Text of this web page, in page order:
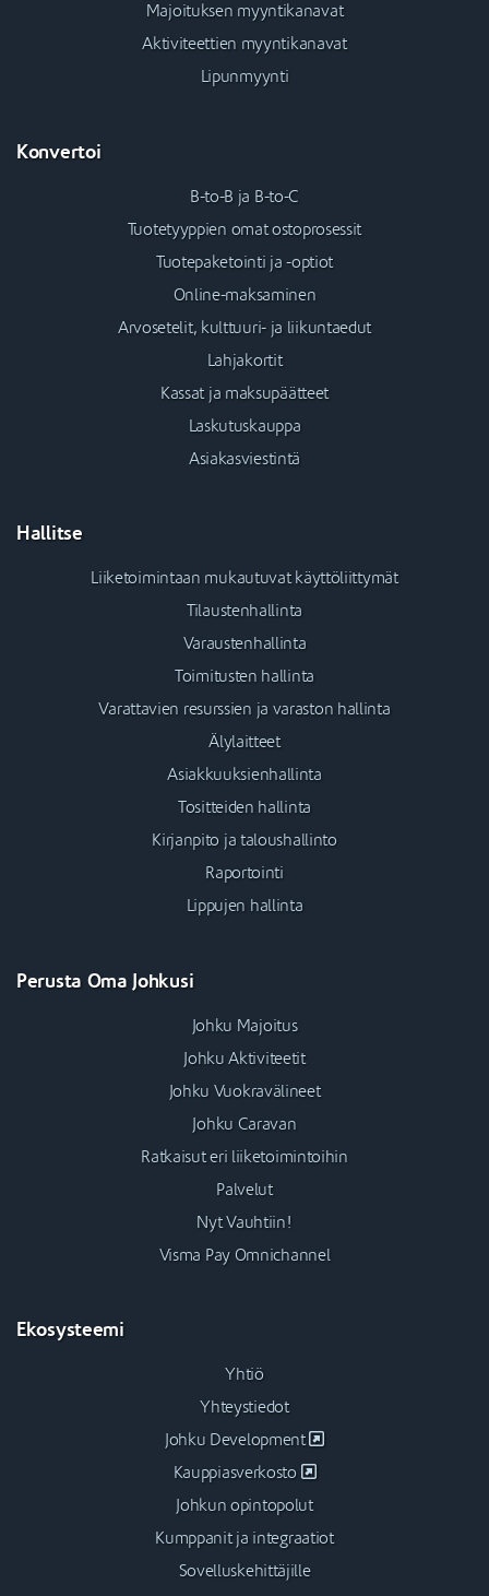
Majoituksen myyntikanavat
Aktiviteettien myyntikanavat
Lipunmyynti
Konvertoi
B-to-B ja B-to-C
Tuotetyyppien omat ostoprosessit
Tuotepaketointi ja -optiot
Online-maksaminen
Arvosetelit, kulttuuri- ja liikuntaedut
Lahjakortit
Kassat ja maksupäätteet
Laskutuskauppa
Asiakasviestintä
Hallitse
Liiketoimintaan mukautuvat käyttöliittymät
Tilaustenhallinta
Varaustenhallinta
Toimitusten hallinta
Varattavien resurssien ja varaston hallinta
Älylaitteet
Asiakkuuksienhallinta
Tositteiden hallinta
Kirjanpito ja taloushallinto
Raportointi
Lippujen hallinta
Perusta Oma Johkusi
Johku Majoitus
Johku Aktiviteetit
Johku Vuokravälineet
Johku Caravan
Ratkaisut eri liiketoimintoihin
Palvelut
Nyt Vauhtiin!
Visma Pay Omnichannel
Ekosysteemi
Yhtiö
Yhteystiedot
Johku Development
Kauppiasverkosto
Johkun opintopolut
Kumppanit ja integraatiot
Sovelluskehittäjille